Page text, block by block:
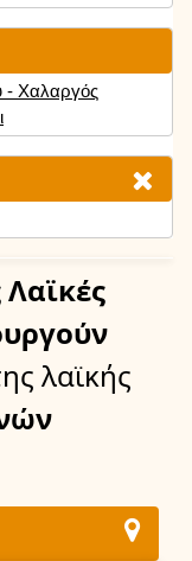
- Χαλαργός
Λαϊκές
λαϊκής